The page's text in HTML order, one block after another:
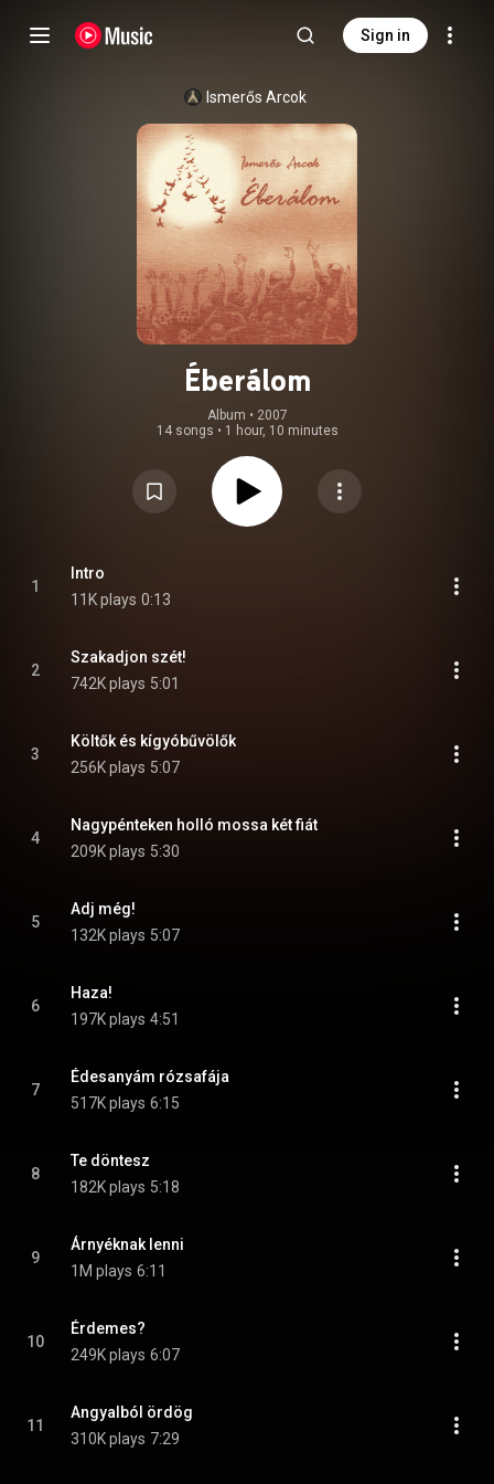
Sign in
Ismerős Arcok
Éberálom
Album • 2007
14 songs • 1 hour, 10 minutes
1
Intro
11K plays 0:13
2
Szakadjon szét!
742K plays 5:01
3
Költők és kígyóbűvölők
256K plays 5:07
4
Nagypénteken holló mossa két fiát
209K plays 5:30
5
Adj még!
132K plays 5:07
6
Haza!
197K plays 4:51
7
Édesanyám rózsafája
517K plays 6:15
8
Te döntesz
182K plays 5:18
9
Árnyéknak lenni
1M plays 6:11
10
Érdemes?
249K plays 6:07
11
Angyalból ördög
310K plays 7:29